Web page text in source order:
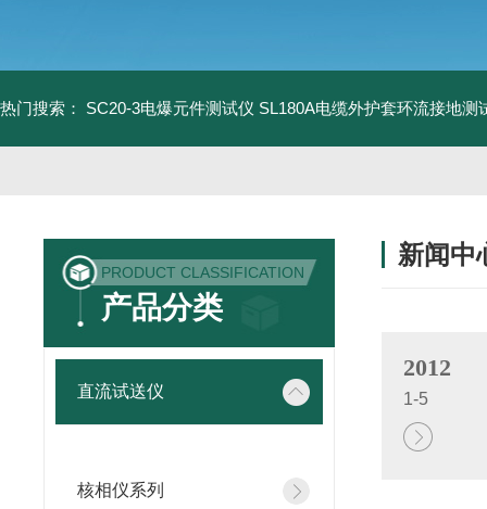
热门搜索： SC20-3电爆元件测试仪 SL180A电缆外护套环流接地测
PRODUCT CLASSIFICATION
产品分类
直流试送仪
核相仪系列
新闻中
2012
1-5